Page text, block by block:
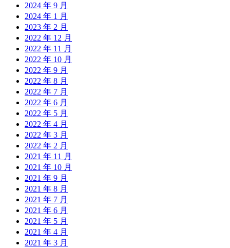
2024 年 9 月
2024 年 1 月
2023 年 2 月
2022 年 12 月
2022 年 11 月
2022 年 10 月
2022 年 9 月
2022 年 8 月
2022 年 7 月
2022 年 6 月
2022 年 5 月
2022 年 4 月
2022 年 3 月
2022 年 2 月
2021 年 11 月
2021 年 10 月
2021 年 9 月
2021 年 8 月
2021 年 7 月
2021 年 6 月
2021 年 5 月
2021 年 4 月
2021 年 3 月